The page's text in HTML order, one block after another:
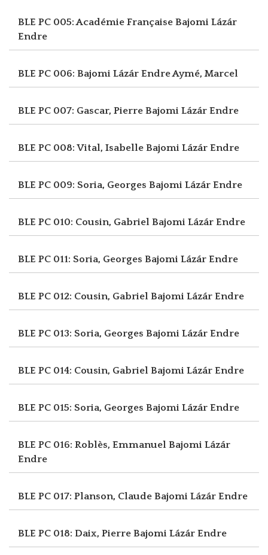
BLE PC 005: Académie Française Bajomi Lázár
Endre
BLE PC 006: Bajomi Lázár EndreAymé, Marcel
BLE PC 007: Gascar, Pierre Bajomi Lázár Endre
BLE PC 008: Vital, Isabelle Bajomi Lázár Endre
BLE PC 009: Soria, Georges Bajomi Lázár Endre
BLE PC 010: Cousin, Gabriel Bajomi Lázár Endre
BLE PC 011: Soria, Georges Bajomi Lázár Endre
BLE PC 012: Cousin, Gabriel Bajomi Lázár Endre
BLE PC 013: Soria, Georges Bajomi Lázár Endre
BLE PC 014: Cousin, Gabriel Bajomi Lázár Endre
BLE PC 015: Soria, Georges Bajomi Lázár Endre
BLE PC 016: Roblès, Emmanuel Bajomi Lázár
Endre
BLE PC 017: Planson, Claude Bajomi Lázár Endre
BLE PC 018: Daix, Pierre Bajomi Lázár Endre